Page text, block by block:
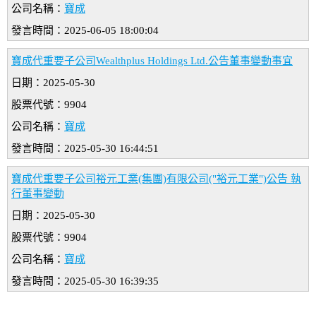
公司名稱： 寶成
發言時間：2025-06-05 18:00:04
寶成代重要子公司Wealthplus Holdings Ltd.公告董事變動事宜
日期：2025-05-30
股票代號：9904
公司名稱： 寶成
發言時間：2025-05-30 16:44:51
寶成代重要子公司裕元工業(集團)有限公司("裕元工業")公告 執
行董事變動
日期：2025-05-30
股票代號：9904
公司名稱： 寶成
發言時間：2025-05-30 16:39:35